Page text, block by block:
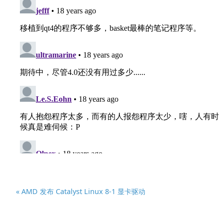
« AMD 发布 Catalyst Linux 8-1 显卡驱动